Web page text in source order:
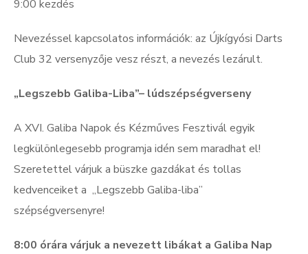
9:00 kezdés
Nevezéssel kapcsolatos információk: az Újkígyósi Darts
Club 32 versenyzője vesz részt, a nevezés lezárult.
„Legszebb Galiba-Liba”– lúdszépségverseny
A XVI. Galiba Napok és Kézműves Fesztivál egyik
legkülönlegesebb programja idén sem maradhat el!
Szeretettel várjuk a büszke gazdákat és tollas
kedvenceiket a „Legszebb Galiba-liba”
szépségversenyre!
8:00 órára várjuk a nevezett libákat a Galiba Nap